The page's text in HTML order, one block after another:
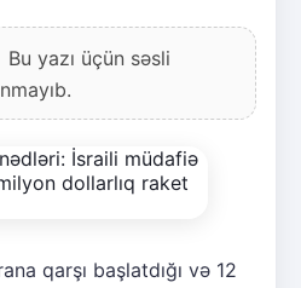
Bu yazı üçün səsli
qarşı başlatdığı və 12